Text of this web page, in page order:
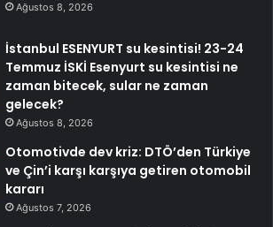
Ağustos 8, 2026
İstanbul ESENYURT su kesintisi! 23-24
Temmuz İSKİ Esenyurt su kesintisi ne
zaman bitecek, sular ne zaman
gelecek?
Ağustos 8, 2026
Otomotivde dev kriz: DTÖ’den Türkiye
ve Çin’i karşı karşıya getiren otomobil
kararı
Ağustos 7, 2026